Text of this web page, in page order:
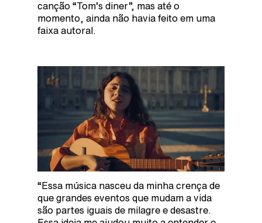
canção “Tom’s diner”, mas até o
momento, ainda não havia feito em uma
faixa autoral.
“Essa música nasceu da minha crença de
que grandes eventos que mudam a vida
são partes iguais de milagre e desastre.